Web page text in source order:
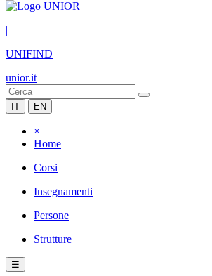
|
UNIFIND
unior.it
IT EN
×
Home
Corsi
Insegnamenti
Persone
Strutture
☰